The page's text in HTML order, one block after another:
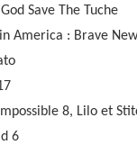
Save The Tuche
America : Brave
8, Lilo et
6